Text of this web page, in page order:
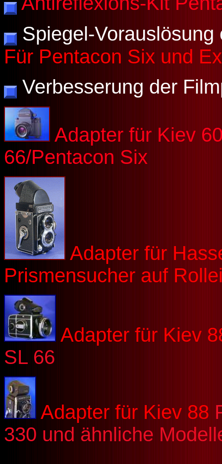
Spiegel-
Für Pentacon Six und
Verbesserung der
Adapter für Kiev
66/Pentacon Six
Adapter für
Prismensucher auf
Adapter für Kiev
SL 66
Adapter für Kiev 88
330 und ähnliche